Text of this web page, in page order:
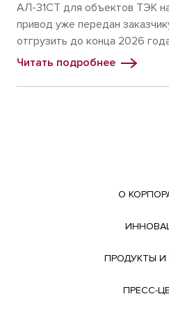
АЛ-31СТ для объектов ТЭК
привод уже передан
отгрузить до конца 2026
Читать подробнее
О
ПРОДУКТЫ И
ПРЕСС-